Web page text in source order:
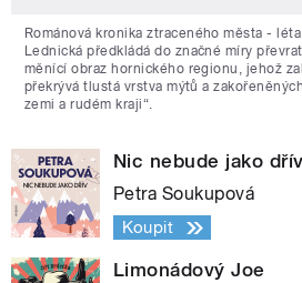
Románová kronika ztraceného města -
Lednická předkládá do značné míry
měnící obraz hornického regionu, jehož
překrývá tlustá vrstva mýtů a
zemi a rudém kraji“.
Nic nebude jako dřív
Petra Soukupová
Koupit
Limonádový Joe